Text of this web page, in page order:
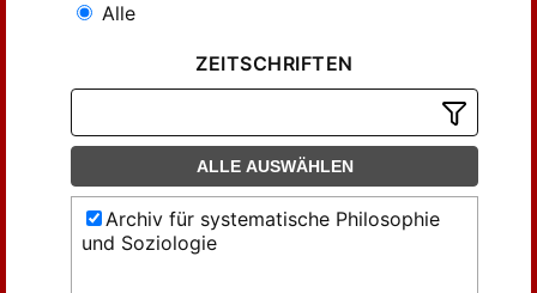
Alle
ZEITSCHRIFTEN
ALLE AUSWÄHLEN
Archiv für systematische Philosophie
und Soziologie